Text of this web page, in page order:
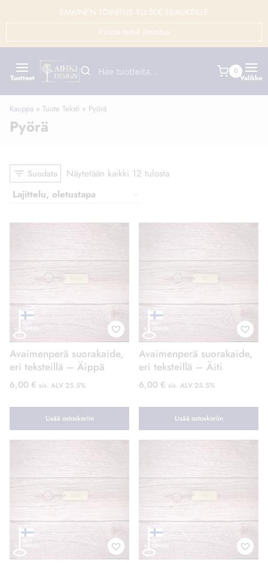
sisältöön
ILMAINEN TOIMITUS YLI 50€ TILAUKSILLE
Piilota tämä ilmoitus
Tuotteet
0
Valikko
Kauppa » Tuote Teksti » Pyörä
Pyörä
Suodata Näytetään kaikki 12 tulosta
Avaimenperä suorakaide,
eri teksteillä – Äippä
6,00 € sis. ALV 25.5%
Lisää ostoskoriin
Avaimenperä suorakaide,
eri teksteillä – Äiti
6,00 € sis. ALV 25.5%
Lisää ostoskoriin